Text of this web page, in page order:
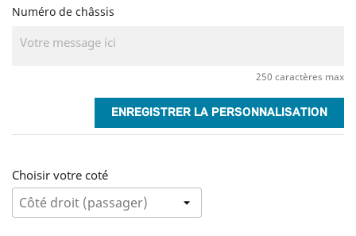
Numéro de châssis
250 caractères max
ENREGISTRER LA PERSONNALISATION
Choisir votre coté